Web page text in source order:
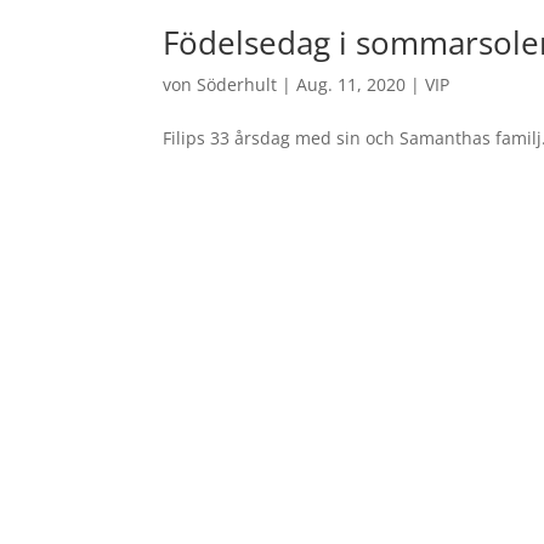
Födelsedag i
vonSöderhult |Aug. 11, 2020 |VIP
Filips 33 årsdag med sin och Samanthas